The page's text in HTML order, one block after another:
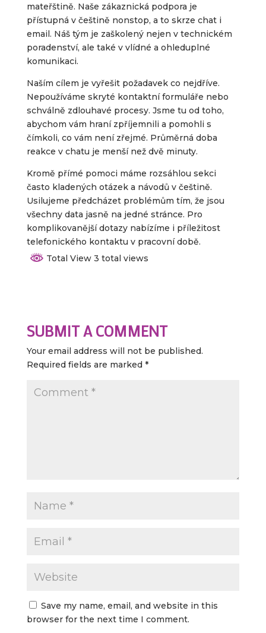
mateřštině. Naše zákaznická podpora je
přístupná v češtině nonstop, a to skrze chat i
email. Náš tým je zaškolený nejen v technickém
poradenství, ale také v vlídné a ohleduplné
komunikaci.
Naším cílem je vyřešit požadavek co nejdříve.
Nepoužíváme skryté kontaktní formuláře nebo
schválně zdlouhavé procesy. Jsme tu od toho,
abychom vám hraní zpříjemnili a pomohli s
čímkoli, co vám není zřejmé. Průměrná doba
reakce v chatu je menší než dvě minuty.
Kromě přímé pomoci máme rozsáhlou sekci
často kladených otázek a návodů v češtině.
Usilujeme předcházet problémům tím, že jsou
všechny data jasně na jedné stránce. Pro
komplikovanější dotazy nabízíme i příležitost
telefonického kontaktu v pracovní době.
Total View 3 total views
SUBMIT A COMMENT
Your email address will not be published.
Required fields are marked *
Save my name, email, and website in this
browser for the next time I comment.